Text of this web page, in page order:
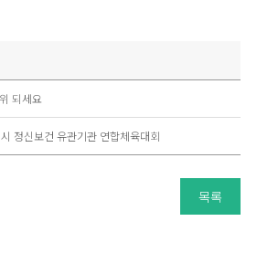
되세요
정신보건 유관기관 연합체육대회
목록